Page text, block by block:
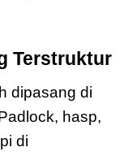
Terstruktur
dipasang di
hasp,
di